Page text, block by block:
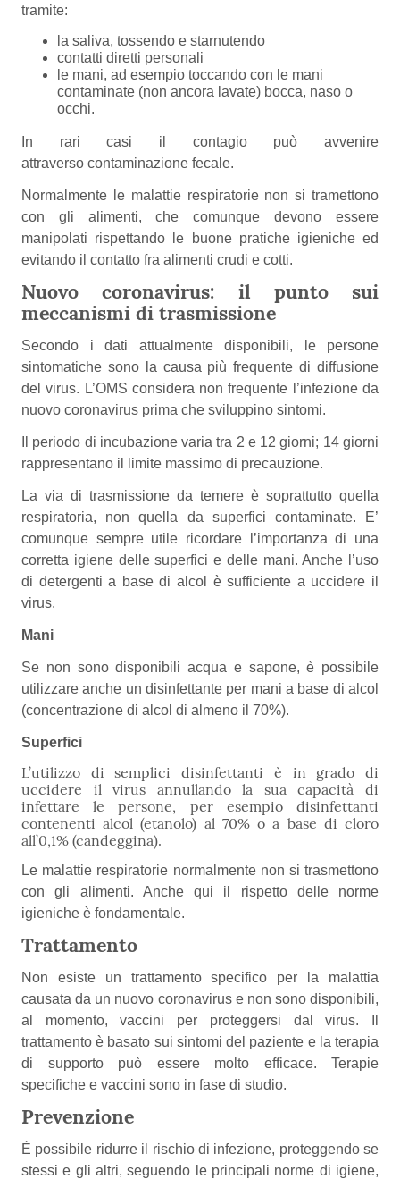
tramite:
la saliva, tossendo e starnutendo
contatti diretti personali
le mani, ad esempio toccando con le mani
contaminate (non ancora lavate) bocca, naso o
occhi.
In rari casi il contagio può avvenire
attraverso contaminazione fecale.
Normalmente le malattie respiratorie non si tramettono
con gli alimenti, che comunque devono essere
manipolati rispettando le buone pratiche igieniche ed
evitando il contatto fra alimenti crudi e cotti.
Nuovo coronavirus: il punto sui
meccanismi di trasmissione
Secondo i dati attualmente disponibili, le persone
sintomatiche sono la causa più frequente di diffusione
del virus. L’OMS considera non frequente l’infezione da
nuovo coronavirus prima che sviluppino sintomi.
Il periodo di incubazione varia tra 2 e 12 giorni; 14 giorni
rappresentano il limite massimo di precauzione.
La via di trasmissione da temere è soprattutto quella
respiratoria, non quella da superfici contaminate. E’
comunque sempre utile ricordare l’importanza di una
corretta igiene delle superfici e delle mani. Anche l’uso
di detergenti a base di alcol è sufficiente a uccidere il
virus.
Mani
Se non sono disponibili acqua e sapone, è possibile
utilizzare anche un disinfettante per mani a base di alcol
(concentrazione di alcol di almeno il 70%).
Superfici
L’utilizzo di semplici disinfettanti è in grado di
uccidere il virus annullando la sua capacità di
infettare le persone, per esempio disinfettanti
contenenti alcol (etanolo) al 70% o a base di cloro
all’0,1% (candeggina).
Le malattie respiratorie normalmente non si trasmettono
con gli alimenti. Anche qui il rispetto delle norme
igieniche è fondamentale.
Trattamento
Non esiste un trattamento specifico per la malattia
causata da un nuovo coronavirus e non sono disponibili,
al momento, vaccini per proteggersi dal virus. Il
trattamento è basato sui sintomi del paziente e la terapia
di supporto può essere molto efficace. Terapie
specifiche e vaccini sono in fase di studio.
Prevenzione
È possibile ridurre il rischio di infezione, proteggendo se
stessi e gli altri, seguendo le principali norme di igiene,